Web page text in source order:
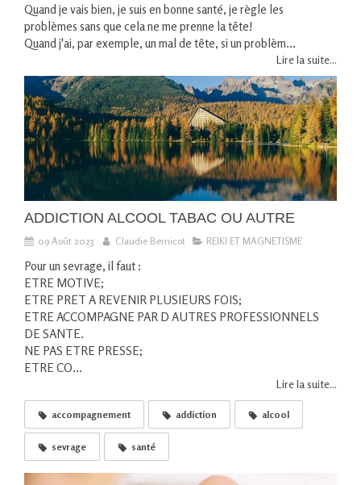
Quand je vais bien, je suis en bonne santé, je règle les
problèmes sans que cela ne me prenne la tête!
Quand j'ai, par exemple, un mal de tête, si un problèm...
Lire la suite...
ADDICTION ALCOOL TABAC OU AUTRE
09 Août 2023 Claudie Bernicot REIKI ET MAGNETISME
Pour un sevrage, il faut :
ETRE MOTIVE;
ETRE PRET A REVENIR PLUSIEURS FOIS;
ETRE ACCOMPAGNE PAR D AUTRES PROFESSIONNELS
DE SANTE.
NE PAS ETRE PRESSE;
ETRE CO...
Lire la suite...
accompagnement addiction alcool
sevrage santé